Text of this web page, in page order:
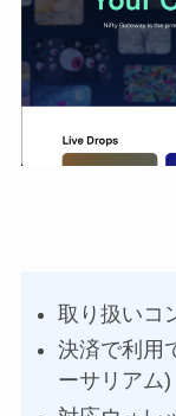
取り扱いコ
決済で利用
ーサリアム)